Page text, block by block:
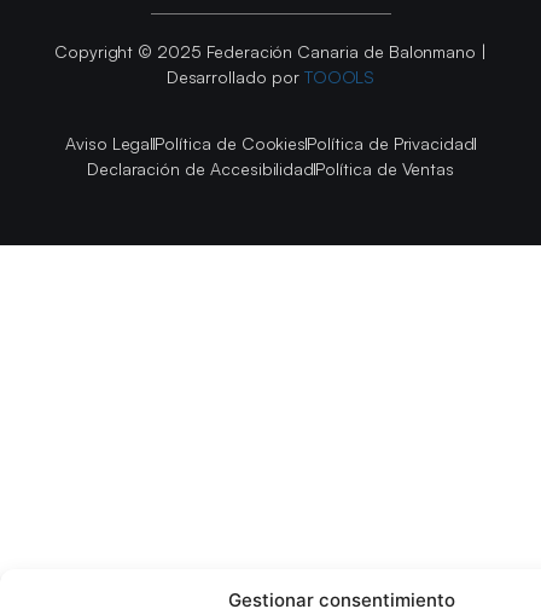
Gestionar consentimiento
Copyright © 2025 Federación Canaria de Balonmano |
Desarrollado por TOOOLS
Aviso LegalPolítica de CookiesPolítica de Privacidad
Declaración de AccesibilidadPolítica de Ventas